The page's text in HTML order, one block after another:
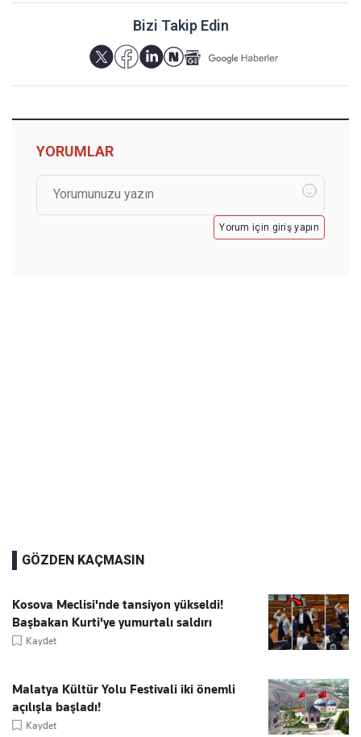
Bizi Takip Edin
YORUMLAR
Yorum için giriş yapın
GÖZDEN KAÇMASIN
Kosova Meclisi'nde tansiyon yükseldi!
Başbakan Kurti'ye yumurtalı saldırı
Kaydet
Malatya Kültür Yolu Festivali iki önemli
açılışla başladı!
Kaydet